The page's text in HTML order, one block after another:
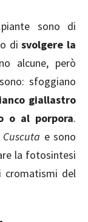
sono di
disvolgere la
alcune, però
sfoggiano
giallastro
o al porpora.
Cuscuta e sono
la fotosintesi
cromatismi del